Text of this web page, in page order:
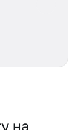
на